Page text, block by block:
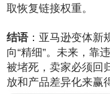
取恢复链接权重。
结语：亚马逊变体新
向“精细”。未来，靠
被堵死，卖家必须回
放和产品差异化来赢